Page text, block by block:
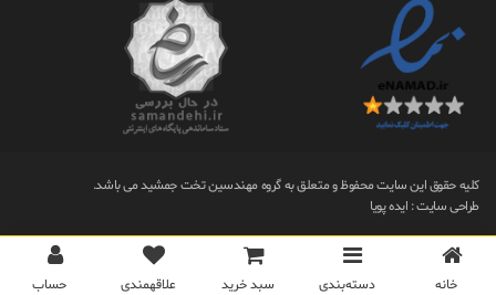
خانه دسته‌بندی‌ سبد خرید علاقهمندی حساب
کلیه حقوق این سایت محفوظ و متعلق به گروه مهندسین تخت جمشید می باشد.
طراحی سایت: ایده پویا